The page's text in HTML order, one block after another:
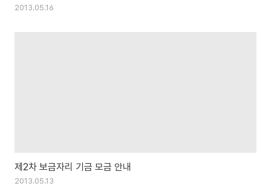
2013.05.16
제2차 보금자리 기금 모금 안내
2013.05.13